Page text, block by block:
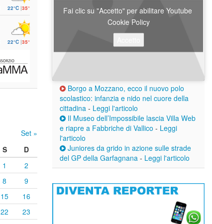
22°C |35°C
22°C |35°C
Set »
S
D
1
2
8
9
15
16
22
23
Fai clic su "Accetto" per abilitare Youtube
Cookie Policy
Borgo a Mozzano, ecco il nuovo polo
scolastico: infanzia e nido nel cuore della
cittadina - Leggi l'articolo
Il Museo dell’Impossibile lascia Villa Web
e riapre a Fabbriche di Vallico - Leggi
l'articolo
Juniores da grido in azione sulle strade
del GP della Garfagnana - Leggi l'articolo